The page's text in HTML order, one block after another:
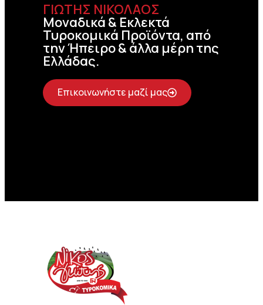
ΓΙΩΤΗΣ ΝΙΚΟΛΑΟΣ
Μοναδικά & Εκλεκτά
Τυροκομικά Προϊόντα, από
την Ήπειρο & άλλα μέρη της
Ελλάδας.
Επικοινωνήστε μαζί μας